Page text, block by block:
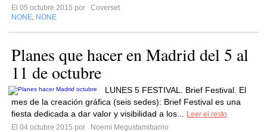
El 05 octubre 2015 por
Coverset
NONE NONE
Planes que hacer en Madrid del 5 al
11 de octubre
LUNES 5 FESTIVAL. Brief Festival. El
mes de la creación gráfica (seis sedes): Brief Festival es una
fiesta dedicada a dar valor y visibilidad a los...
Leer el resto
El 04 octubre 2015 por
Noemi Megustamibarrio